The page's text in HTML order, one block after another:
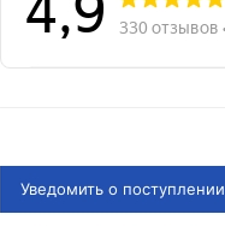
Уведомить о поступлении